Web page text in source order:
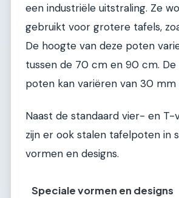
een industriële uitstraling. Ze
gebruikt voor grotere tafels,
De hoogte van deze poten
tussen de 70 cm en 90 cm.
poten kan variëren van 30
Naast de standaard vier- en
zijn er ook stalen tafelpoten in
vormen en designs.
Speciale vormen en designs